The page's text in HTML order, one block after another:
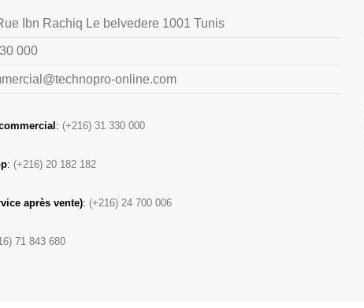
Ibn Rachiq Le belvedere 1001 Tunis
000
online.com
: (+216) 31 330 000
: (+216) 20 182 182
après vente): (+216) 24 700 006
71 843 680